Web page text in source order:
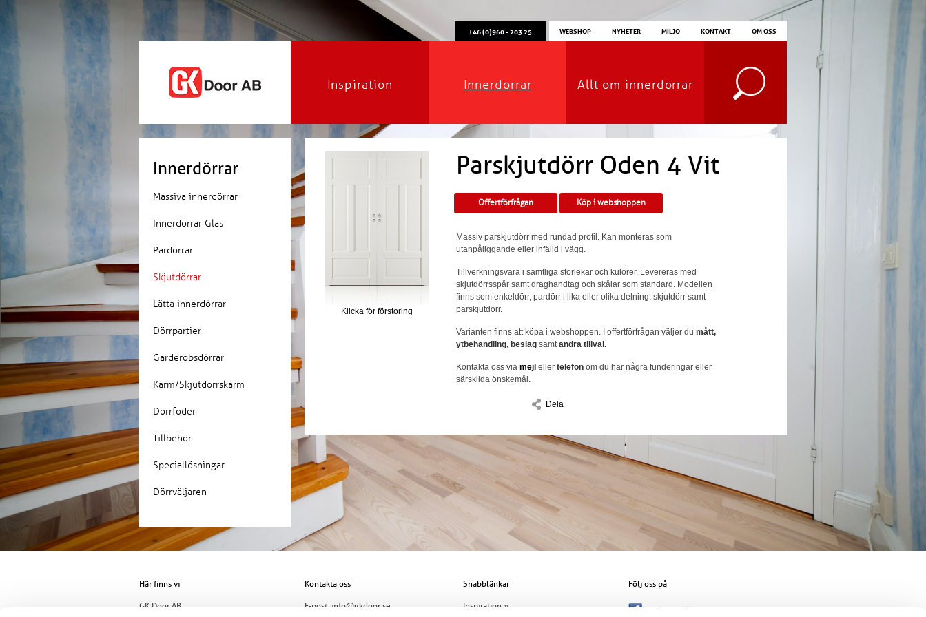
+46 (0)960 - 203 25 WEBSHOP NYHETER MILJÖ KONTAKT OM OSS
Inspiration Innerdörrar Allt om innerdörrar
Innerdörrar
Massiva innerdörrar
Innerdörrar Glas
Pardörrar
Skjutdörrar
Lätta innerdörrar
Dörrpartier
Garderobsdörrar
Karm/Skjutdörrskarm
Dörrfoder
Tillbehör
Speciallösningar
Dörrväljaren
Klicka för förstoring
Parskjutdörr Oden 4 Vit
Offertförfrågan Köp i webshoppen
Massiv parskjutdörr med rundad profil. Kan monteras som
utanpåliggande eller infälld i vägg.
Tillverkningsvara i samtliga storlekar och kulörer. Levereras med
skjutdörrsspår samt draghandtag och skålar som standard. Modellen
finns som enkeldörr, pardörr i lika eller olika delning, skjutdörr samt
parskjutdörr.
Varianten finns att köpa i webshoppen. I offertförfrågan väljer du mått,
ytbehandling, beslag samtandra tillval.
Kontakta oss via mejl eller telefon om du har några funderingar eller
särskilda önskemål.
Dela
Här finns vi
GK Door AB
Kontakta oss
E-post:info@gkdoor.se
Snabblänkar
Inspiration »
Följ oss på
Facebook